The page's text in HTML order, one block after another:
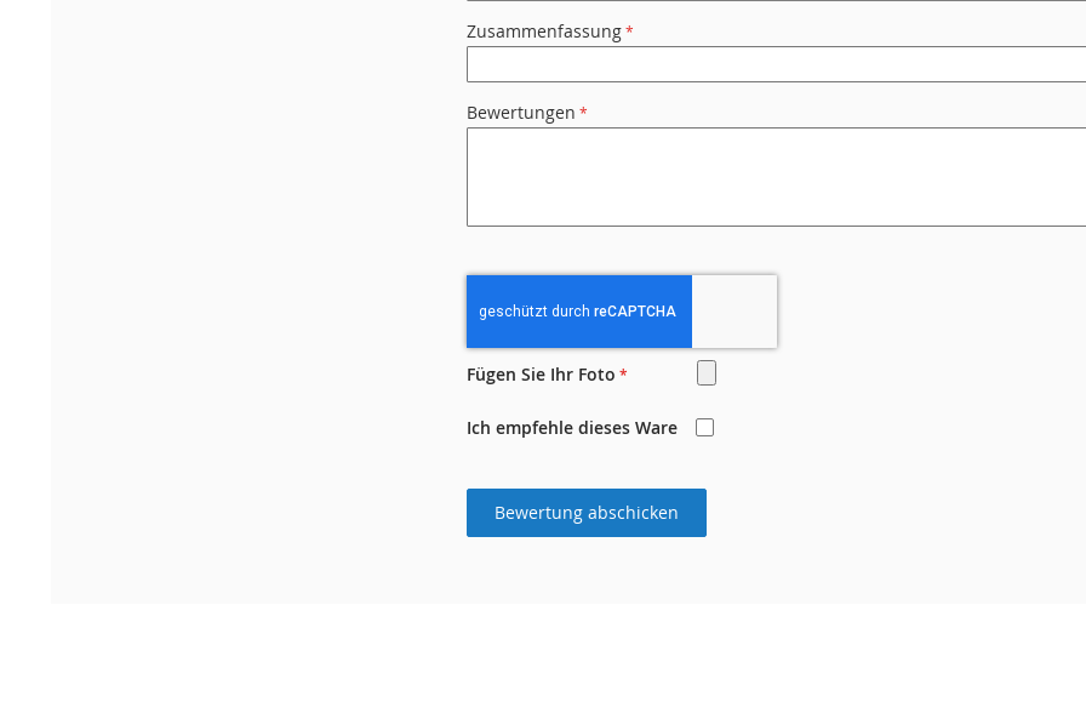
Benutzername
Zusammenfassung
Ich empfehle dieses Ware